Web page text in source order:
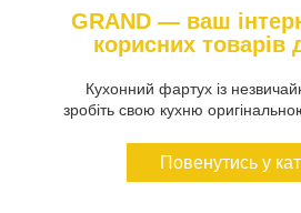
GRAND — ваш
корисних товарів
Кухонний фартух із
зробіть свою кухню
Повенутись у